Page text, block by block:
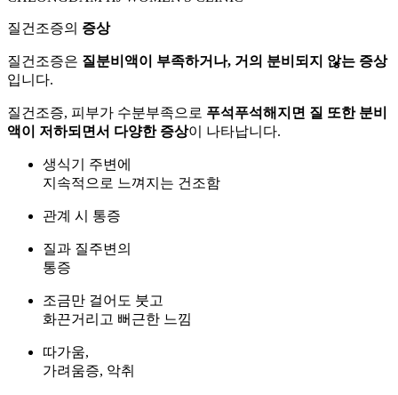
질건조증의 증상
질건조증은 질분비액이 부족하거나, 거의 분비되지 않는 증상
입니다.
질건조증, 피부가 수분부족으로 푸석푸석해지면 질 또한 분비
액이 저하되면서 다양한 증상이 나타납니다.
생식기 주변에
지속적으로 느껴지는 건조함
관계 시 통증
질과 질주변의
통증
조금만 걸어도 붓고
화끈거리고 뻐근한 느낌
따가움,
가려움증, 악취